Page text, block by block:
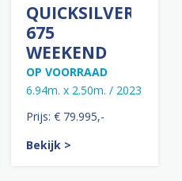
QUICKSILVER
675
WEEKEND
OP VOORRAAD
6.94m. x 2.50m. / 2023
Prijs: € 79.995,-
Bekijk >